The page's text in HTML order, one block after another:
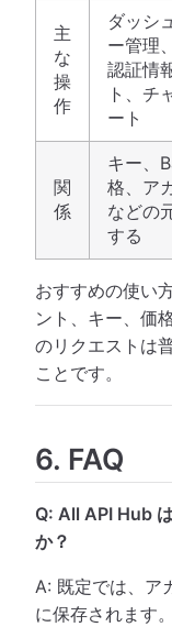
主
な
操
作
ダッシ
ー管理
認証情
ト、チ
ート
関
係
キー、
格、ア
などの
する
おすすめの使い
ント、キー、価
のリクエストは
ことです。
6. FAQ
Q: All API Hub
か？
A: 既定では、ア
に保存されます